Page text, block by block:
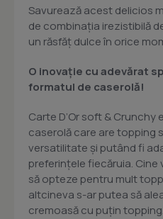
Savurează acest delicios
de combinația irezistibilă
un răsfăț dulce în orice
O inovație cu adevărat
formatul de caserolă!
Carte D’Or soft &
caserolă care are topping
versatilitate și putând fi
preferințele fiecăruia.
să opteze pentru mult
altcineva s-ar putea să
cremoasă cu puțin topping.